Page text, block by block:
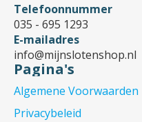
Telefoonnummer
035 - 695 1293
E-mailadres
info@mijnslotenshop.nl
Pagina's
Algemene Voorwaarden
Privacybeleid